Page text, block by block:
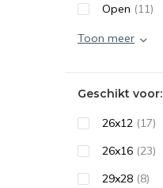
Open (11)
Toon meer
Geschikt voor:
26x12 (17)
26x16 (23)
29x28 (8)